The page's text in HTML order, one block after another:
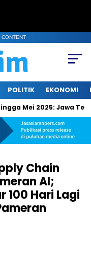
CONTENT
POLITIK EKONOMI
Mei 2025: Jawa
Chain
AI;
100 Hari Lagi